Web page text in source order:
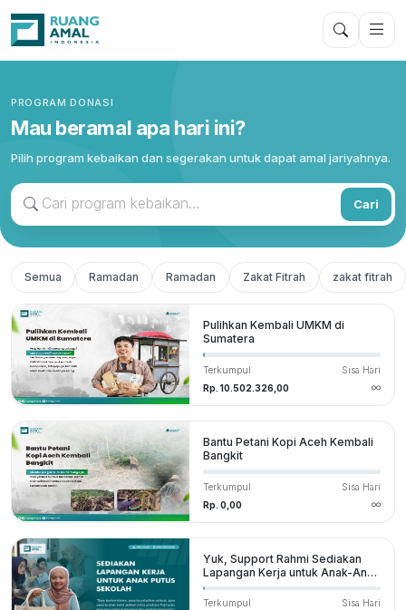
PROGRAM DONASI
Mau beramal apa hari ini?
Pilih program kebaikan dan segerakan untuk dapat amal jariyahnya.
Cari
Semua Ramadan Ramadan Zakat Fitrah zakat fitrah
⁠Pulihkan Kembali UMKM di
Sumatera
Terkumpul
Rp. 10.502.326,00
Sisa Hari
Bantu Petani Kopi Aceh Kembali
Bangkit
Terkumpul
Rp. 0,00
Sisa Hari
Yuk, Support Rahmi Sediakan
Lapangan Kerja untuk Anak-Anak
Putus Sekolah
Terkumpul
Sisa Hari